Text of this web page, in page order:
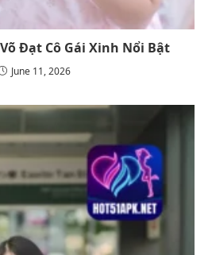
Đạt Cô Gái Xinh Nổi Bật
June 11, 2026